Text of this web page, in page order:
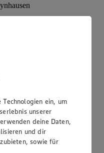
§ 27a UStG: DE
(Sprecher), Eileen
Ulf-U. Plath
Marc
GmbH
ein, um
unserer
deine Daten,
und dir
sowie für